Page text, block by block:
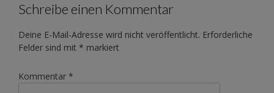
Schreibe einen Kommentar
Deine E-Mail-Adresse wird nicht veröffentlicht. Erforderliche
Felder sind mit * markiert
Kommentar *